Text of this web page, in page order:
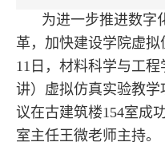
为进一步推进数字
革，加快建设学院虚拟
11日，材料科学与工
讲）虚拟仿真实验教
议在古建筑楼154室成
室主任王微老师主持。